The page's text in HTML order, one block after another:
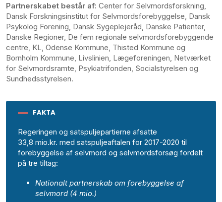
Partnerskabet består af: Center for Selvmordsforskning,
Dansk Forskningsinstitut for Selvmordsforebyggelse, Dansk
Psykolog Forening, Dansk Sygeplejeråd, Danske Patienter,
Danske Regioner, De fem regionale selvmordsforebyggende
centre, KL, Odense Kommune, Thisted Kommune og
Bornholm Kommune, Livslinien, Lægeforeningen, Netværket
for Selvmordsramte, Psykiatrifonden, Socialstyrelsen og
Sundhedsstyrelsen.
FAKTA
Regeringen og satspuljepartierne afsatte
33,8 mio.kr. med satspuljeaftalen for 2017-2020 til
forebyggelse af selvmord og selvmordsforsøg fordelt
på tre tiltag:
Nationalt partnerskab om forebyggelse af
selvmord (4 mio.)